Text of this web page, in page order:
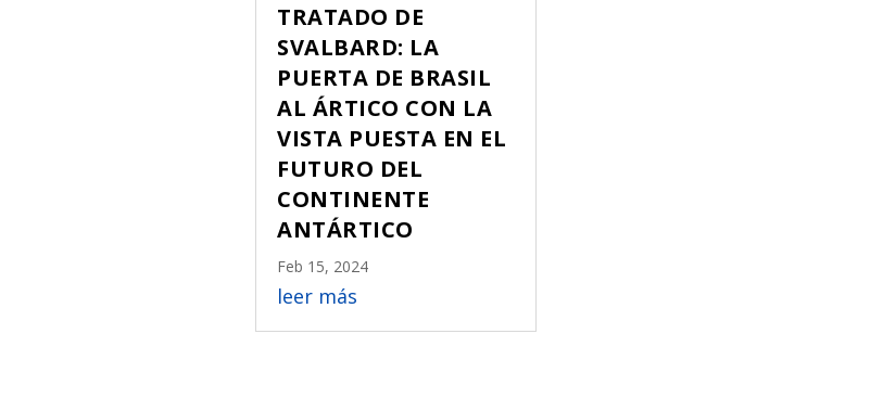
TRATADO DE
SVALBARD: LA
PUERTA DE BRASIL
AL ÁRTICO CON LA
VISTA PUESTA EN EL
FUTURO DEL
CONTINENTE
ANTÁRTICO
Feb 15, 2024
leer más